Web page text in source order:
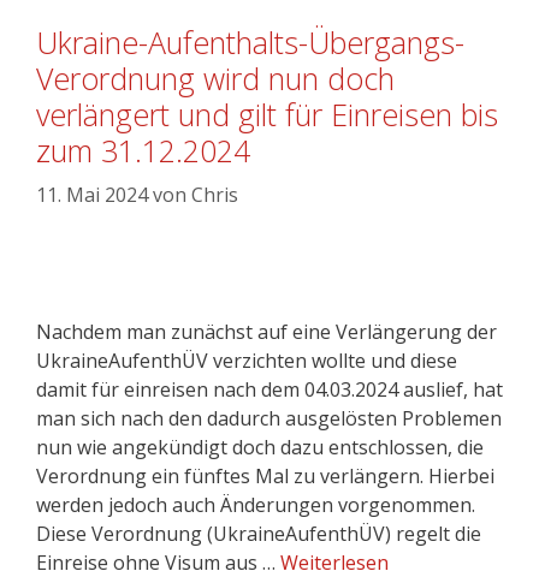
Ukraine-Aufenthalts-Übergangs-
Verordnung wird nun doch
verlängert und gilt für Einreisen bis
zum 31.12.2024
11. Mai 2024von Chris
Nachdem man zunächst auf eine Verlängerung der
UkraineAufenthÜV verzichten wollte und diese
damit für einreisen nach dem 04.03.2024 auslief, hat
man sich nach den dadurch ausgelösten Problemen
nun wie angekündigt doch dazu entschlossen, die
Verordnung ein fünftes Mal zu verlängern. Hierbei
werden jedoch auch Änderungen vorgenommen.
Diese Verordnung (UkraineAufenthÜV) regelt die
Einreise ohne Visum aus … Weiterlesen